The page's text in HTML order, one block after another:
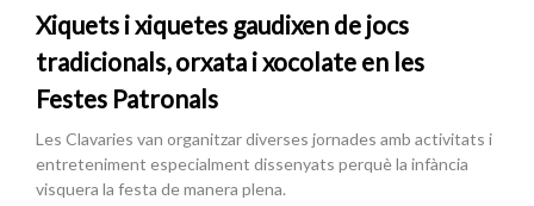
Xiquets i xiquetes gaudixen de jocs
tradicionals, orxata i xocolate en les
Festes Patronals
Les Clavaries van organitzar diverses jornades amb activitats i
entreteniment especialment dissenyats perquè la infància
visquera la festa de manera plena.